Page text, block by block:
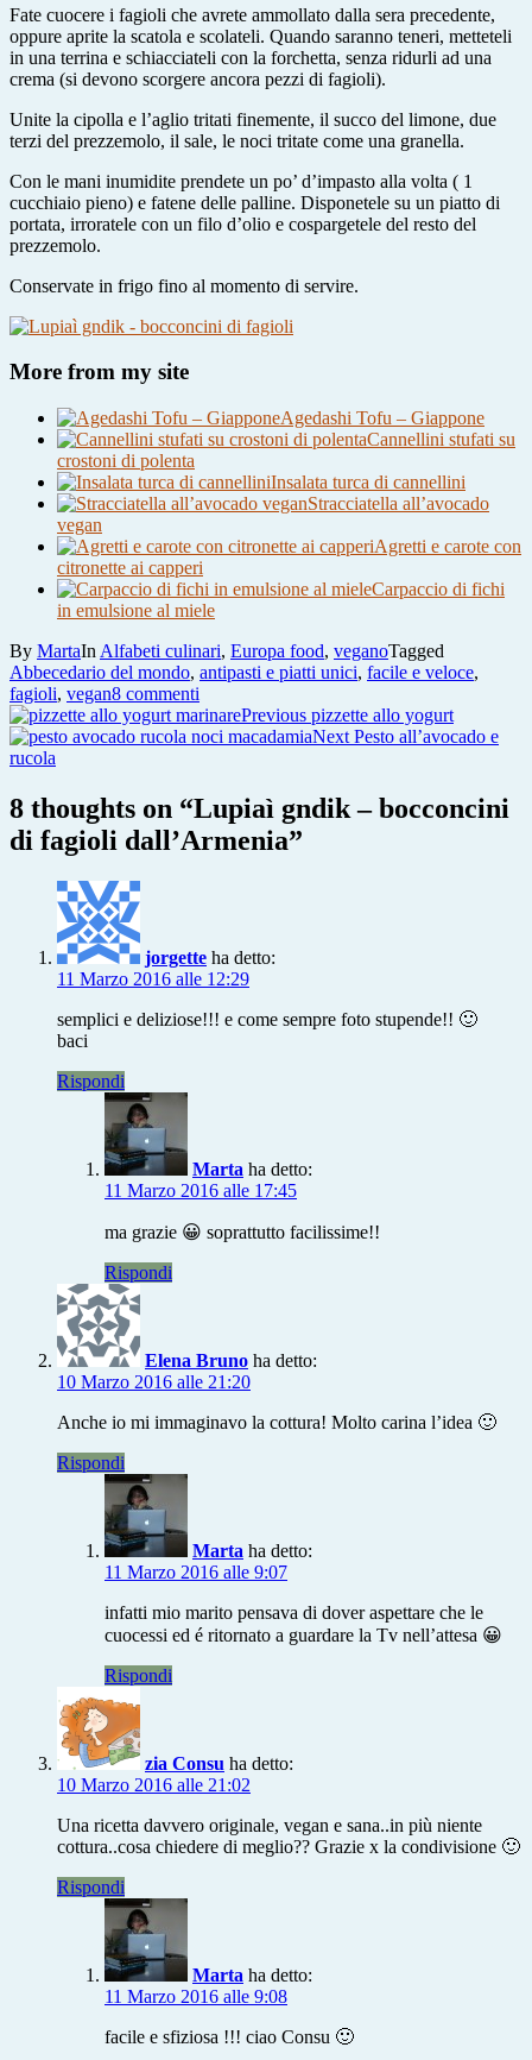
Fate cuocere i fagioli che avrete ammollato dalla sera precedente,
oppure aprite la scatola e scolateli. Quando saranno teneri, metteteli
in una terrina e schiacciateli con la forchetta, senza ridurli ad una
crema (si devono scorgere ancora pezzi di fagioli).
Unite la cipolla e l’aglio tritati finemente, il succo del limone, due
terzi del prezzemolo, il sale, le noci tritate come una granella.
Con le mani inumidite prendete un po’ d’impasto alla volta ( 1
cucchiaio pieno) e fatene delle palline. Disponetele su un piatto di
portata, irroratele con un filo d’olio e cospargetele del resto del
prezzemolo.
Conservate in frigo fino al momento di servire.
More from my site
Agedashi Tofu – Giappone
Cannellini stufati su
crostoni di polenta
Insalata turca di cannellini
Stracciatella all’avocado
vegan
Agretti e carote con
citronette ai capperi
Carpaccio di fichi
in emulsione al miele
By MartaIn Alfabeti culinari, Europa food, veganoTagged
Abbecedario del mondo, antipasti e piatti unici, facile e veloce,
fagioli, vegan8 commenti
Lupiaì
gndik
di
fagioli
dall’Armenia
Navigazione
articoli
Previous Previous
post:
pizzette allo yogurt
Next Next
Pesto all’avocado e
rucola
8 thoughts on “Lupiaì gndik – bocconcini
di fagioli dall’Armenia”
jorgette ha detto:
11 Marzo 2016 alle 12:29
semplici e deliziose!!! e come sempre foto stupende!! 🙂
baci
Rispondi
Marta ha detto:
11 Marzo 2016 alle 17:45
ma grazie 😀 soprattutto facilissime!!
Rispondi
Elena Bruno ha detto:
10 Marzo 2016 alle 21:20
Anche io mi immaginavo la cottura! Molto carina l’idea 🙂
Rispondi
Marta ha detto:
11 Marzo 2016 alle 9:07
infatti mio marito pensava di dover aspettare che le
cuocessi ed é ritornato a guardare la Tv nell’attesa 😀
Rispondi
zia Consu ha detto:
10 Marzo 2016 alle 21:02
Una ricetta davvero originale, vegan e sana..in più niente
cottura..cosa chiedere di meglio?? Grazie x la condivisione 🙂
Rispondi
Marta ha detto:
11 Marzo 2016 alle 9:08
facile e sfiziosa !!! ciao Consu 🙂